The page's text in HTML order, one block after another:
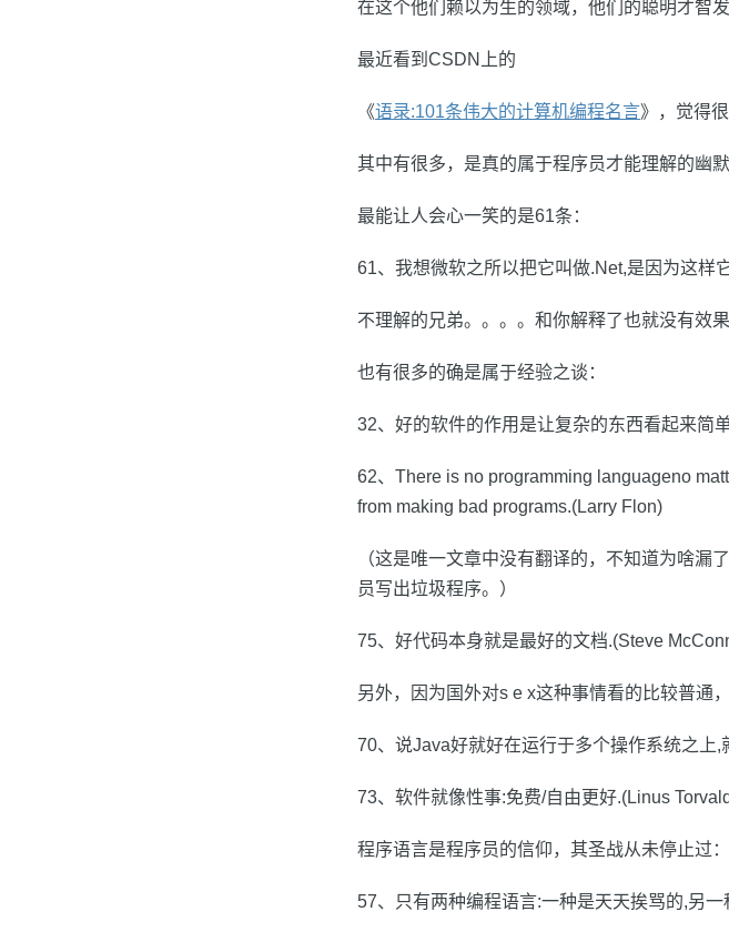
在这个他们赖以为生的领域，他们的聪明才智
最近看到CSDN上的
《语录:101条伟大的计算机编程名言》，觉得
其中有很多，是真的属于程序员才能理解的幽默
最能让人会心一笑的是61条：
61、我想微软之所以把它叫做.Net,是因为这样
不理解的兄弟。。。。和你解释了也就没有效果
也有很多的确是属于经验之谈：
32、好的软件的作用是让复杂的东西看起来简
62、There is no programming languageno
from making bad programs.(Larry Flon)
（这是唯一文章中没有翻译的，不知道为啥漏
员写出垃圾程序。）
75、好代码本身就是最好的文档.(Steve
另外，因为国外对s e x这种事情看的比较普通
70、说Java好就好在运行于多个操作系统之上
73、软件就像性事:免费/自由更好.(Linus
程序语言是程序员的信仰，其圣战从未停止过：
57、只有两种编程语言:一种是天天挨骂的,另